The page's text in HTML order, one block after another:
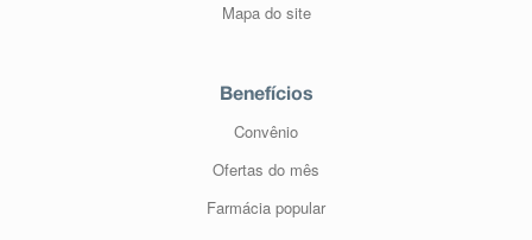
Mapa do site
Benefícios
Convênio
Ofertas do mês
Farmácia popular